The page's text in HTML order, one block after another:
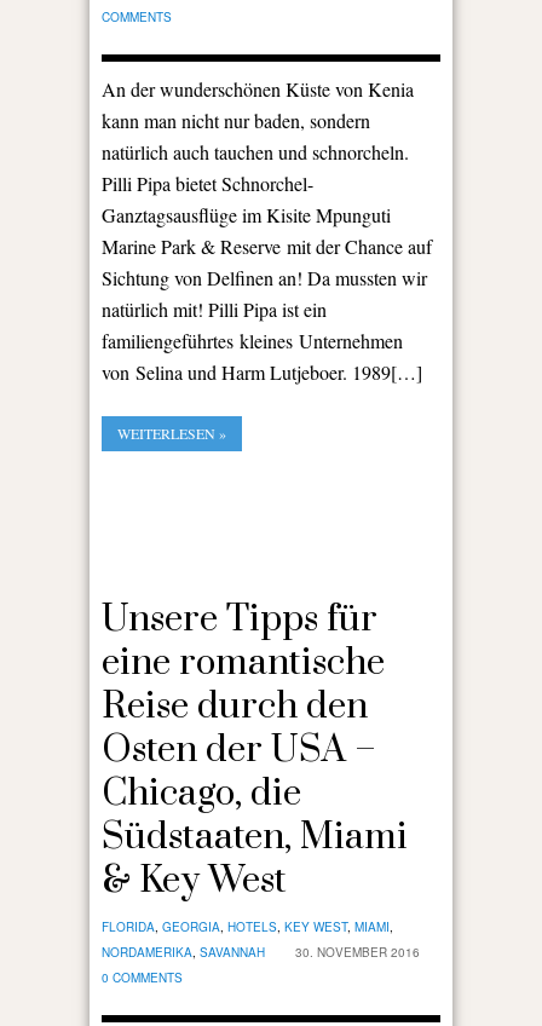
COMMENTS
An der wunderschönen Küste von Kenia
kann man nicht nur baden, sondern
natürlich auch tauchen und schnorcheln.
Pilli Pipa bietet Schnorchel-
Ganztagsausflüge im Kisite Mpunguti
Marine Park & Reserve mit der Chance auf
Sichtung von Delfinen an! Da mussten wir
natürlich mit! Pilli Pipa ist ein
familiengeführtes kleines Unternehmen
von Selina und Harm Lutjeboer. 1989[…]
WEITERLESEN »
Unsere Tipps für
eine romantische
Reise durch den
Osten der USA –
Chicago, die
Südstaaten, Miami
& Key West
FLORIDA, GEORGIA, HOTELS, KEY WEST, MIAMI,
NORDAMERIKA, SAVANNAH
30. NOVEMBER 2016
0 COMMENTS